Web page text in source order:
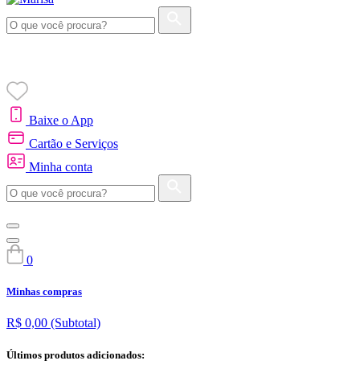
Baixe o App
Cartão e Serviços
Minha conta
0
Minhas compras
R$ 0,00 (Subtotal)
Últimos produtos adicionados: